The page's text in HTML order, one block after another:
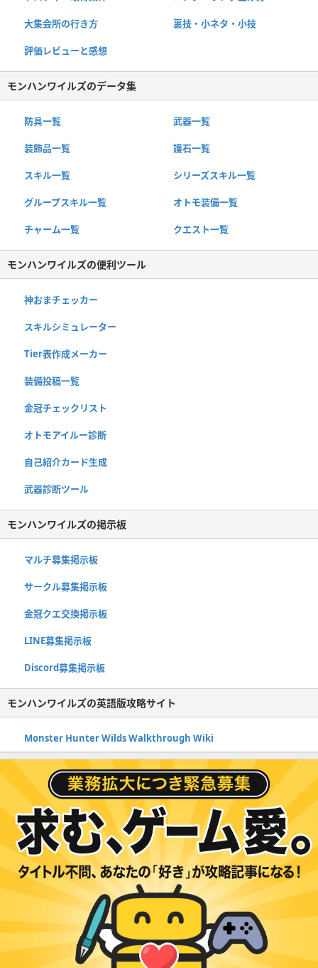
大集会所の行き方 裏技・小ネタ・小技
評価レビューと感想
モンハンワイルズのデータ集
防具一覧 武器一覧
装飾品一覧 護石一覧
スキル一覧 シリーズスキル一覧
グループスキル一覧 オトモ装備一覧
チャーム一覧 クエスト一覧
モンハンワイルズの便利ツール
神おまチェッカー
スキルシミュレーター
Tier表作成メーカー
装備投稿一覧
金冠チェックリスト
オトモアイルー診断
自己紹介カード生成
武器診断ツール
モンハンワイルズの掲示板
マルチ募集掲示板
サークル募集掲示板
金冠クエ交換掲示板
LINE募集掲示板
Discord募集掲示板
モンハンワイルズの英語版攻略サイト
Monster Hunter Wilds Walkthrough Wiki